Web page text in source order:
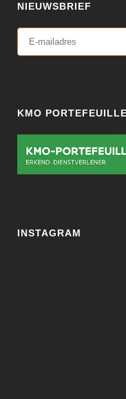
NIEUWSBRIEF
KMO PORTEFEUILLE
INSTAGRAM